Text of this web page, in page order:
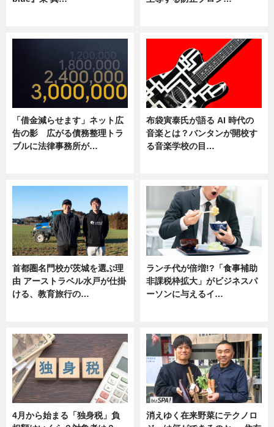
「借金減らせます」ネット広
告の影 広がる債務整理トラ
ブルに法律事務所が…
布袋寅泰氏が語る AI 時代の
音楽とは？バンタンが開校す
る音楽学校の目…
首都圏名門校が茨城を選ぶ理
由 アーストラベル水戸が仕掛
ける、教育旅行の…
ランチ代が倍増!?「食事補助
非課税枠拡大」がビジネスパ
ーソンに与えるイ…
4月から始まる「独身税」負
消えゆく在来野菜にテクノロ